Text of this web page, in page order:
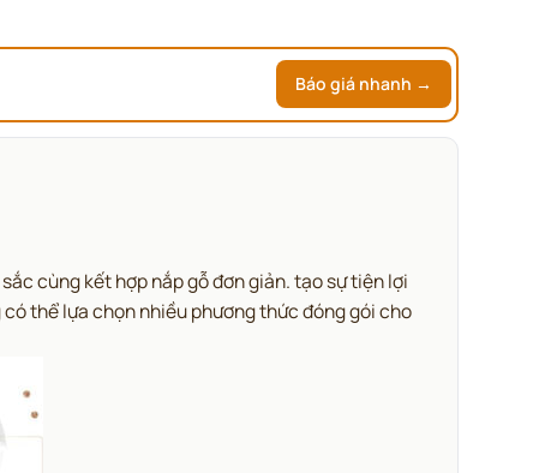
Báo giá nhanh →
cùng kết hợp nắp gỗ đơn giản. tạo sự tiện lợi
thể lựa chọn nhiều phương thức đóng gói cho